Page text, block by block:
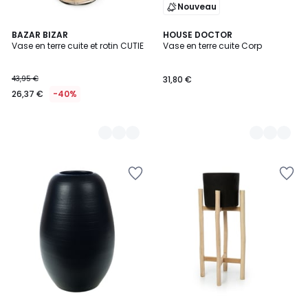
BAZAR BIZAR
Vase en terre cuite et rotin CUTIE
43,95 €
26,37 € -40%
2
Couleurs
Nouveau
HOUSE DOCTOR
Vase en terre cuite Corp
31,80 €
3
Couleurs